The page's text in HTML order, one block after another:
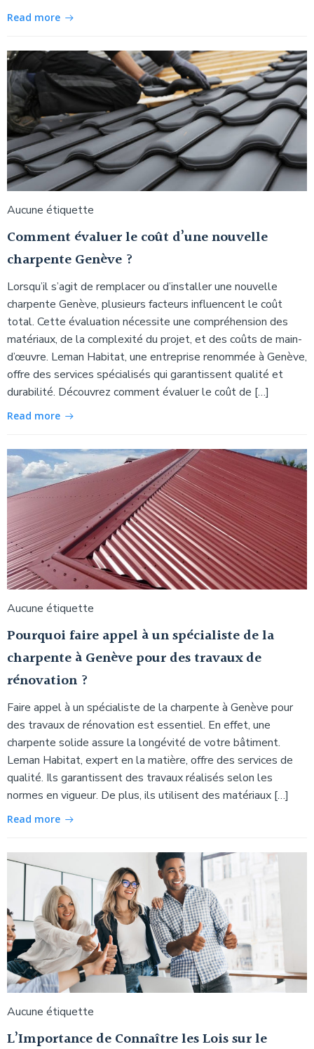
Read more
Aucune étiquette
Comment évaluer le coût d’une nouvelle
charpente Genève ?
Lorsqu’il s’agit de remplacer ou d’installer une nouvelle
charpente Genève, plusieurs facteurs influencent le coût
total. Cette évaluation nécessite une compréhension des
matériaux, de la complexité du projet, et des coûts de main-
d’œuvre. Leman Habitat, une entreprise renommée à Genève,
offre des services spécialisés qui garantissent qualité et
durabilité. Découvrez comment évaluer le coût de […]
Read more
Aucune étiquette
Pourquoi faire appel à un spécialiste de la
charpente à Genève pour des travaux de
rénovation ?
Faire appel à un spécialiste de la charpente à Genève pour
des travaux de rénovation est essentiel. En effet, une
charpente solide assure la longévité de votre bâtiment.
Leman Habitat, expert en la matière, offre des services de
qualité. Ils garantissent des travaux réalisés selon les
normes en vigueur. De plus, ils utilisent des matériaux […]
Read more
Aucune étiquette
L’Importance de Connaître les Lois sur le